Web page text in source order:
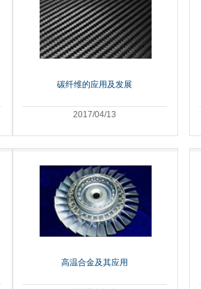
碳纤维的应用及发展
2017/04/13
高温合金及其应用